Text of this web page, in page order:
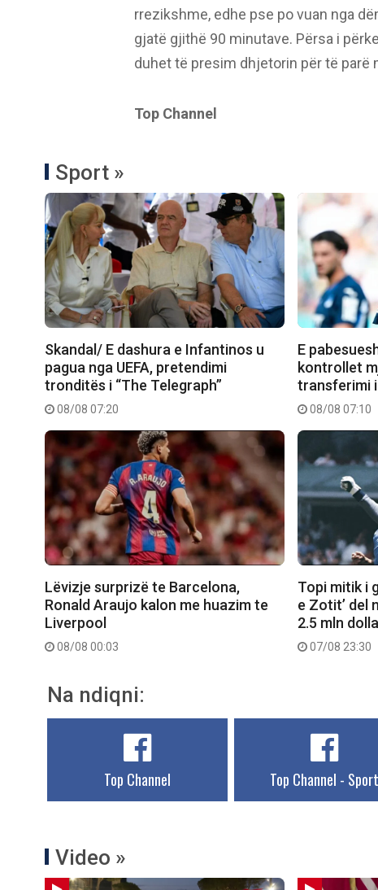
rrezikshme, edhe pse po vuan nga
gjatë gjithë 90 minutave. Përsa i
duhet të presim dhjetorin për të parë
Top Channel
Sport »
Skandal/ E dashura e Infantinos u
pagua nga UEFA, pretendimi
tronditës i “The Telegraph”
08/08 07:20
E
kontrollet
transferimi
08/08 07:10
Lëvizje surprizë te Barcelona,
Ronald Araujo kalon me huazim te
Liverpool
08/08 00:03
Topi mitik i
e Zotit’ del
2.5 mln
07/08 23:30
Na ndiqni:
Top Channel Top Channel - Sport
Video »